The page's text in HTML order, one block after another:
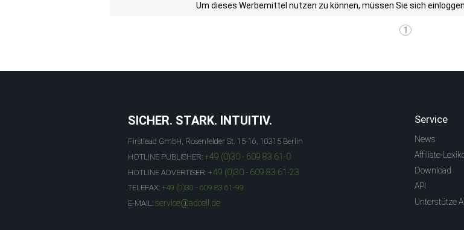
Um dieses Werbemittel nutzen zu können, müssen Sie sich
1
SICHER. STARK. INTUITIV.
Firstlead GmbH, Rosenfelder St. 15-16, 10315 Berlin
HOTLINE PUBLISHER: +49 (0)30 - 609 83 61-0
HOTLINE ADVERTISER: +49 (0)30 - 609 83 61-23
TELEFAX: +49 (0)30 - 609 83 61-99
E-MAIL: service@adcell.de
Service
News
Affiliate-
Download
API
Unterstütze